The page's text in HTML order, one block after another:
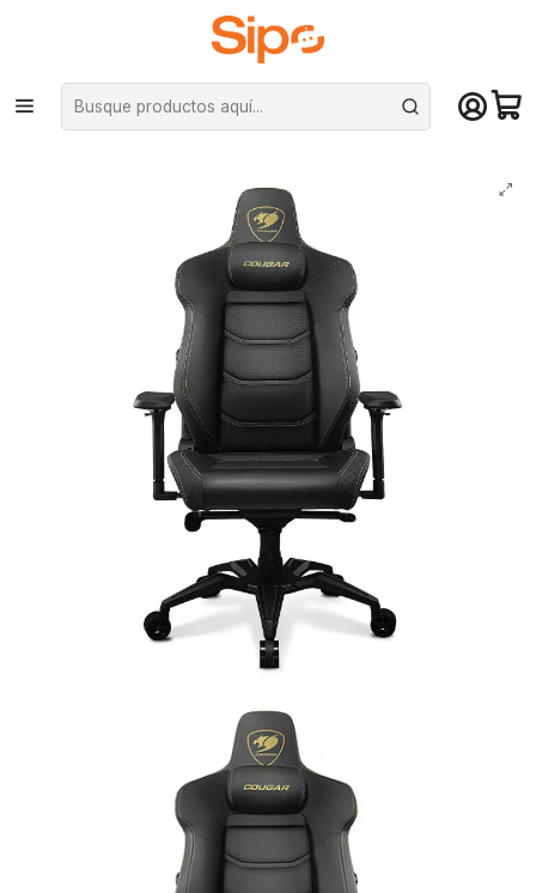
¡Compra hasta mediodía y recibe hoy! De lunes a sábado en el gran
Santiago. Envío gratis desde $29.990
Inicio Computación y Gamers Sillas y Escritorios Sillas
Silla Gamer Evo Royal. Brazos 4D, Soporte Lumbar 4 Vías, 180°